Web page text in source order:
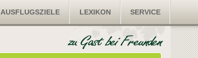
AUSFLUGSZIELE LEXIKON SERVICE